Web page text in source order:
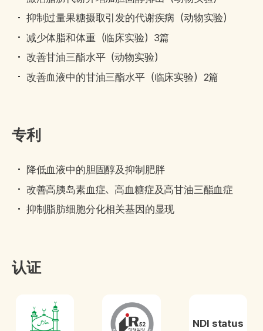
抑制过量果糖摄取引发的代谢疾病（动物实验）
减少体脂和体重（临床实验）3篇
改善甘油三酯水平（动物实验）
改善血液中的甘油三酯水平（临床实验）2篇
专利
降低血液中的胆固醇及抑制肥胖
改善高胰岛素血症、高血糖症及高甘油三酯血症
抑制脂肪细胞分化相关基因的显现
认证
NDI status